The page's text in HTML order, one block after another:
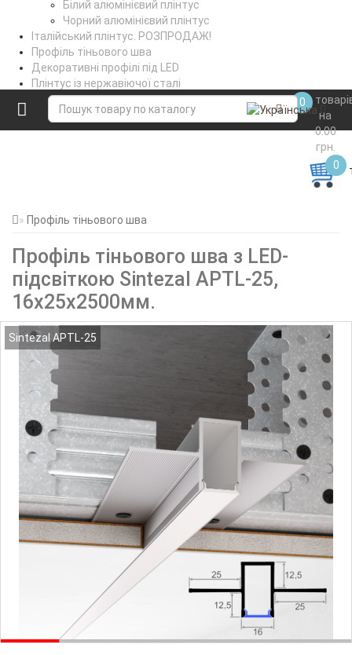
Білий алюмінієвий плінтус
Чорний алюмінієвий плінтус
Італійський плінтус. РОЗПРОДАЖ!
Профіль тіньового шва
Декоративні профілі під LED
Плінтус із нержавіючої сталі
Поріжки стикувальні
Коптильне вішало
0
на
0.00
грн.
0
Профіль тіньового шва
Профіль тіньового шва з LED-
підсвіткою Sintezal APTL-25,
16х25x2500мм.
Sintezal APTL-25